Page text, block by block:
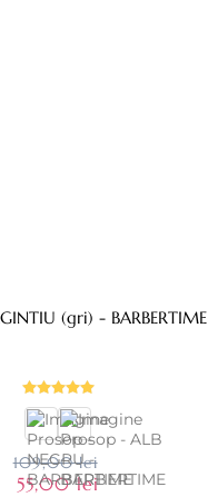
Prosop - ARGINTIU (gri) - BARBERTIME
109,00 lei
55,00 lei